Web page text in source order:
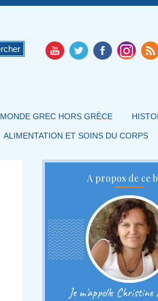
MONDE GREC HORS GRÈCE
ALIMENTATION ET SOINS DU CORPS
A propos de ce
Je m'appelle